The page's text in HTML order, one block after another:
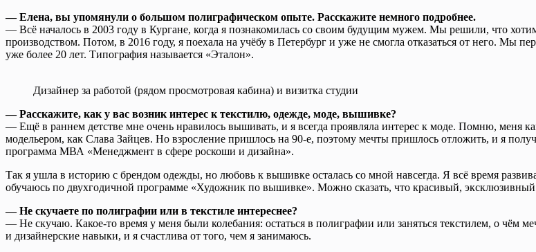
— Елена, вы упомянули о большом полиграфическом опыте. Расскажите немного подробнее.
— Всё началось в 2003 году в Кургане, когда я познакомилась со своим будущим мужем. Мы решили, что
производством. Потом, в 2016 году, я поехала на учёбу в Петербург и уже не смогла отказаться от него.
уже более 20 лет. Типография называется «Эталон».
Дизайнер за работой (рядом просмотровая кабина) и визитка студии
— Расскажите, как у вас возник интерес к текстилю, одежде, моде, вышивке?
— Ещё в раннем детстве мне очень нравилось вышивать, и я всегда проявляла интерес к моде. Помню, меня
модельером, как Слава Зайцев. Но взросление пришлось на 90-е, поэтому мечты пришлось отложить, и я
программа МВА «Менеджмент в сфере роскоши и дизайна».
Так я ушла в историю с брендом одежды, но любовь к вышивке осталась со мной навсегда. Я всё время
обучаюсь по двухгодичной программе «Художник по вышивке». Можно сказать, что красивый, эксклюзивный
— Не скучаете по полиграфии или в текстиле интереснее?
— Не скучаю. Какое-то время у меня были колебания: остаться в полиграфии или заняться текстилем, о чём
и дизайнерские навыки, и я счастлива от того, чем я занимаюсь.